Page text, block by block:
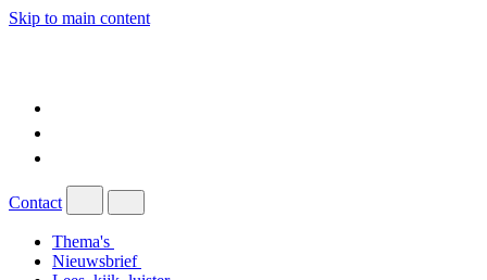
Skip to main content
Contact
Thema's
Nieuwsbrief